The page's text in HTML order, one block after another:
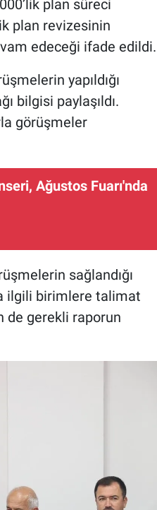
plan süreci
plan revizesinin
edeceği ifade edildi.
yapıldığı
bilgisi paylaşıldı.
görüşmeler
Ağustos Fuarı'nda
sağlandığı
ilgili birimlere talimat
de gerekli raporun